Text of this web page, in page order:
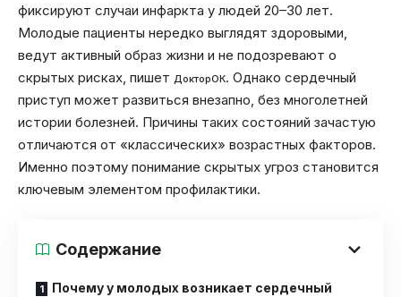
фиксируют случаи инфаркта у людей 20–30 лет.
Молодые пациенты нередко выглядят здоровыми,
ведут активный образ жизни и не подозревают о
скрытых рисках, пишет ДокторОК. Однако сердечный
приступ может развиться внезапно, без многолетней
истории болезней. Причины таких состояний зачастую
отличаются от «классических» возрастных факторов.
Именно поэтому понимание скрытых угроз становится
ключевым элементом профилактики.
Содержание
Почему у молодых возникает сердечный